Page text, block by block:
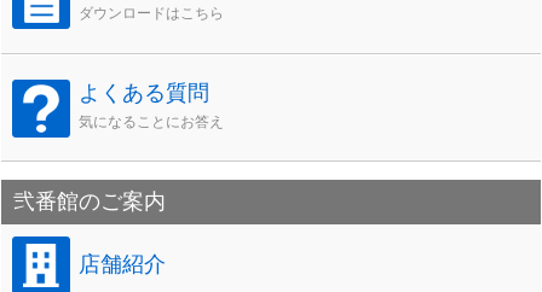
ダウンロードはこちら
よくある質問
気になることにお答え
弐番館のご案内
店舗紹介